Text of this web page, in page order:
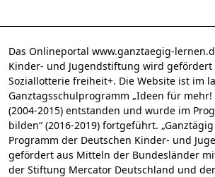
Das Onlineportal www.ganztaegig-
Kinder- und Jugendstiftung wird gefördert
Soziallotterie freiheit+. Die Website ist im
Ganztagsschulprogramm „Ideen für mehr!
(2004-2015) entstanden und wurde im
bilden“ (2016-2019) fortgeführt.
Programm der Deutschen Kinder- und
gefördert aus Mitteln der Bundesländer
der Stiftung Mercator Deutschland und